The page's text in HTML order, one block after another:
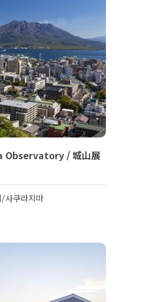
Observatory / 城山展
/사쿠라지마